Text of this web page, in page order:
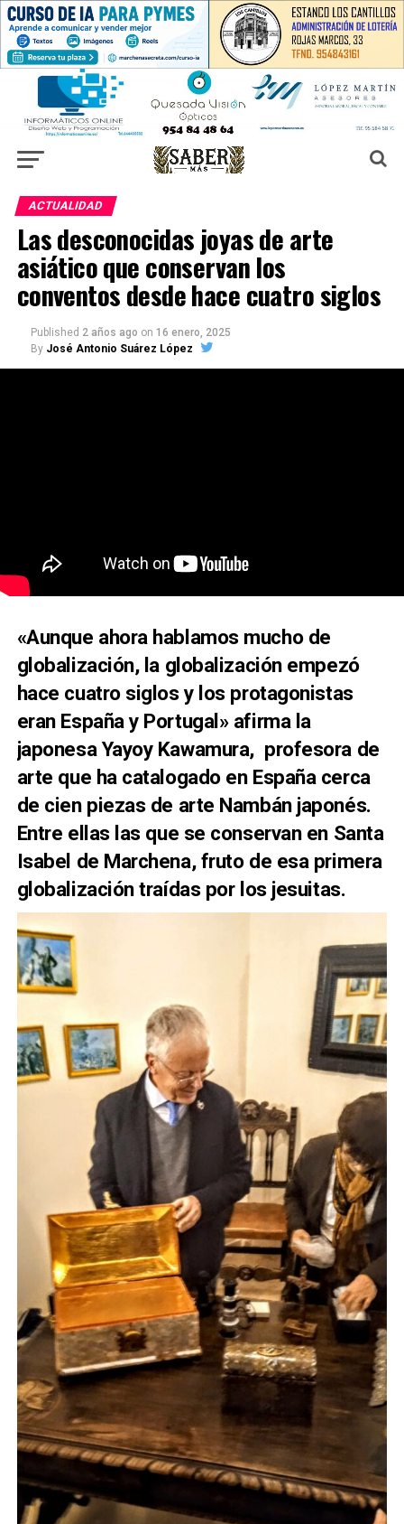
ACTUALIDAD
Las desconocidas joyas de arte
asiático que conservan los
conventos desde hace cuatro siglos
Published 2 años ago on 16 enero, 2025
By José Antonio Suárez López
«Aunque ahora hablamos mucho de
globalización, la globalización empezó
hace cuatro siglos y los protagonistas
eran España y Portugal» afirma la
japonesa Yayoy Kawamura, profesora de
arte que ha catalogado en España cerca
de cien piezas de arte Nambán japonés.
Entre ellas las que se conservan en Santa
Isabel de Marchena, fruto de esa primera
globalización traídas por los jesuitas.